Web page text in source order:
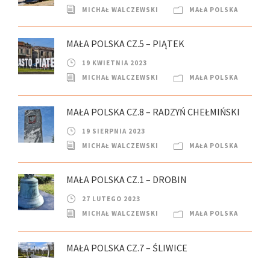
MICHAŁ WALCZEWSKI
MAŁA POLSKA
MAŁA POLSKA CZ.5 – PIĄTEK
19 KWIETNIA 2023
MICHAŁ WALCZEWSKI
MAŁA POLSKA
MAŁA POLSKA CZ.8 – RADZYŃ CHEŁMIŃSKI
19 SIERPNIA 2023
MICHAŁ WALCZEWSKI
MAŁA POLSKA
MAŁA POLSKA CZ.1 – DROBIN
27 LUTEGO 2023
MICHAŁ WALCZEWSKI
MAŁA POLSKA
MAŁA POLSKA CZ.7 – ŚLIWICE